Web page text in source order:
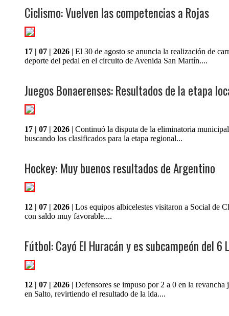
Ciclismo: Vuelven las competencias a Rojas
17 | 07 | 2026 | El 30 de agosto se anuncia la realización de
deporte del pedal en el circuito de Avenida San Martín....
Juegos Bonaerenses: Resultados de la etapa
17 | 07 | 2026 | Continuó la disputa de la eliminatoria
buscando los clasificados para la etapa regional...
Hockey: Muy buenos resultados de Argentino
12 | 07 | 2026 | Los equipos albicelestes visitaron a Social de
con saldo muy favorable....
Fútbol: Cayó El Huracán y es subcampeón del 6
12 | 07 | 2026 | Defensores se impuso por 2 a 0 en la revancha
en Salto, revirtiendo el resultado de la ida....